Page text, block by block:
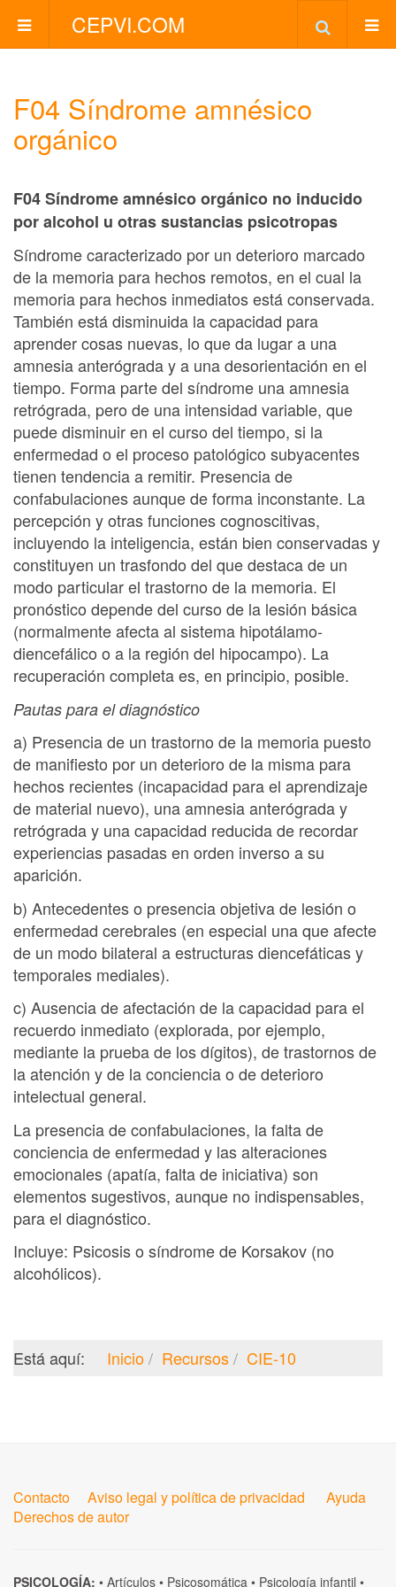
CEPVI.COM
F04 Síndrome amnésico
orgánico
F04 Síndrome amnésico orgánico no inducido
por alcohol u otras sustancias psicotropas
Síndrome caracterizado por un deterioro marcado
de la memoria para hechos remotos, en el cual la
memoria para hechos inmediatos está conservada.
También está disminuida la capacidad para
aprender cosas nuevas, lo que da lugar a una
amnesia anterógrada y a una desorientación en el
tiempo. Forma parte del síndrome una amnesia
retrógrada, pero de una intensidad variable, que
puede disminuir en el curso del tiempo, si la
enfermedad o el proceso patológico subyacentes
tienen tendencia a remitir. Presencia de
confabulaciones aunque de forma inconstante. La
percepción y otras funciones cognoscitivas,
incluyendo la inteligencia, están bien conservadas y
constituyen un trasfondo del que destaca de un
modo particular el trastorno de la memoria. El
pronóstico depende del curso de la lesión básica
(normalmente afecta al sistema hipotálamo-
diencefálico o a la región del hipocampo). La
recuperación completa es, en principio, posible.
Pautas para el diagnóstico
a) Presencia de un trastorno de la memoria puesto
de manifiesto por un deterioro de la misma para
hechos recientes (incapacidad para el aprendizaje
de material nuevo), una amnesia anterógrada y
retrógrada y una capacidad reducida de recordar
experiencias pasadas en orden inverso a su
aparición.
b) Antecedentes o presencia objetiva de lesión o
enfermedad cerebrales (en especial una que afecte
de un modo bilateral a estructuras diencefáticas y
temporales mediales).
c) Ausencia de afectación de la capacidad para el
recuerdo inmediato (explorada, por ejemplo,
mediante la prueba de los dígitos), de trastornos de
la atención y de la conciencia o de deterioro
intelectual general.
La presencia de confabulaciones, la falta de
conciencia de enfermedad y las alteraciones
emocionales (apatía, falta de iniciativa) son
elementos sugestivos, aunque no indispensables,
para el diagnóstico.
Incluye: Psicosis o síndrome de Korsakov (no
alcohólicos).
Está aquí: Inicio Recursos CIE-10
Contacto Aviso legal y política de privacidad
Ayuda
Derechos de autor
PSICOLOGÍA: • Artículos • Psicosomática • Psicología infantil •